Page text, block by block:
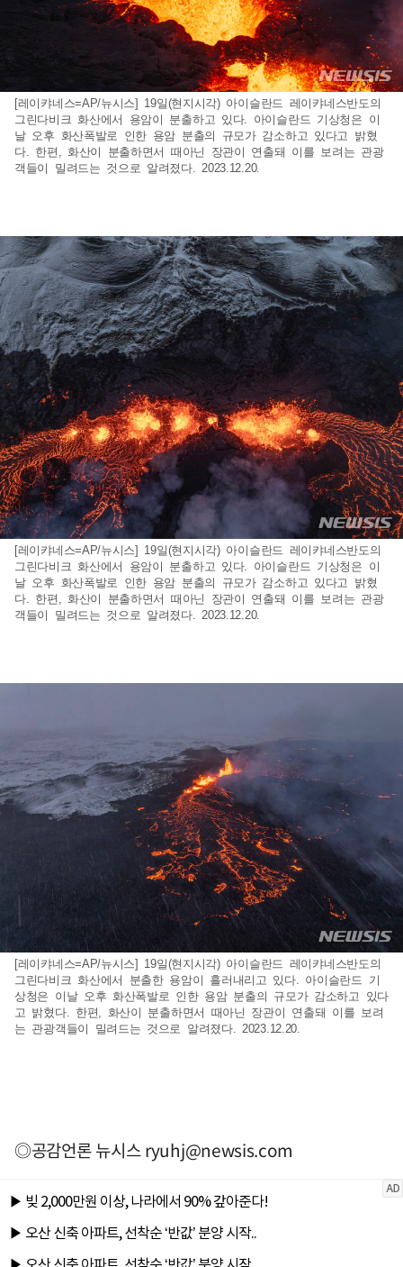
[레이캬네스=AP/뉴시스] 19일(현지시각) 아이슬란드 레이캬네스반도의
그린다비크 화산에서 용암이 분출하고 있다. 아이슬란드 기상청은 이
날 오후 화산폭발로 인한 용암 분출의 규모가 감소하고 있다고 밝혔
다. 한편, 화산이 분출하면서 때아닌 장관이 연출돼 이를 보려는 관광
객들이 밀려드는 것으로 알려졌다. 2023.12.20.
[레이캬네스=AP/뉴시스] 19일(현지시각) 아이슬란드 레이캬네스반도의
그린다비크 화산에서 용암이 분출하고 있다. 아이슬란드 기상청은 이
날 오후 화산폭발로 인한 용암 분출의 규모가 감소하고 있다고 밝혔
다. 한편, 화산이 분출하면서 때아닌 장관이 연출돼 이를 보려는 관광
객들이 밀려드는 것으로 알려졌다. 2023.12.20.
[레이캬네스=AP/뉴시스] 19일(현지시각) 아이슬란드 레이캬네스반도의
그린다비크 화산에서 분출한 용암이 흘러내리고 있다. 아이슬란드 기
상청은 이날 오후 화산폭발로 인한 용암 분출의 규모가 감소하고 있다
고 밝혔다. 한편, 화산이 분출하면서 때아닌 장관이 연출돼 이를 보려
는 관광객들이 밀려드는 것으로 알려졌다. 2023.12.20.
◎공감언론 뉴시스ryuhj@newsis.com